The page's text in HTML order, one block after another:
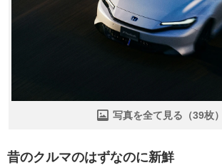
写真を全て見る（39枚）
昔のクルマのはずなのに新鮮